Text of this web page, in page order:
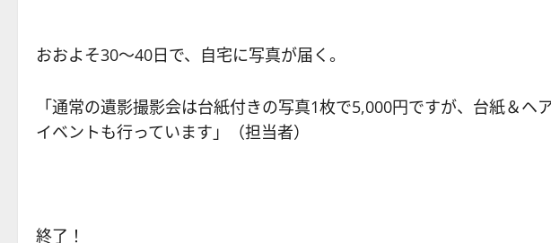
おおよそ30～40日で、自宅に写真が届く。
「通常の遺影撮影会は台紙付きの写真1枚で5,000円ですが、台紙＆ヘ
イベントも行っています」（担当者）
終了！